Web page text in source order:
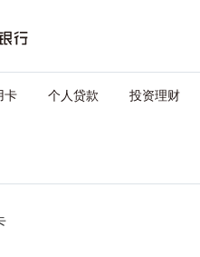
卡 个人贷款 投资理财